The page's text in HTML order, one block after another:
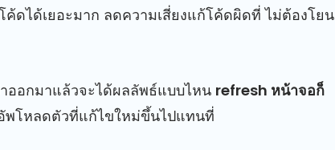
ค้ดได้เยอะมาก ลดความเสี่ยงแก้โค้ดผิดที่ ไม่ต้องโยน
ออกมาแล้วจะได้ผลลัพธ์แบบไหน refresh หน้าจอก็
พโหลดตัวที่แก้ไขใหม่ขึ้นไปแทนที่